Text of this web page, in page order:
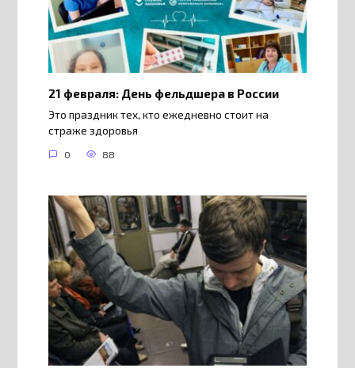
21 февраля: День фельдшера в России
Это праздник тех, кто ежедневно стоит на
страже здоровья
0 88